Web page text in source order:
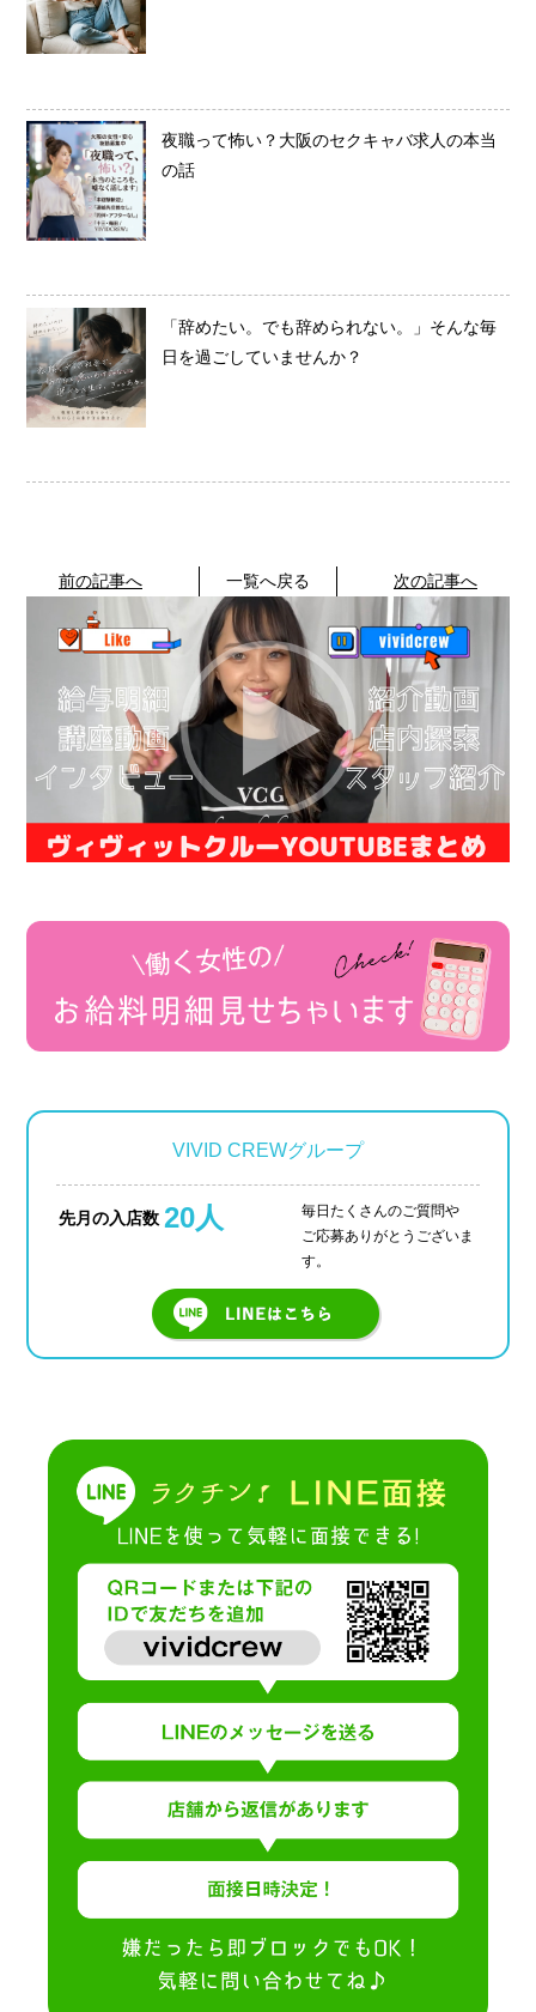
夜職って怖い？大阪のセクキャバ求人の本当
の話
「辞めたい。でも辞められない。」そんな毎
日を過ごしていませんか？
前の記事へ 一覧へ戻る 次の記事へ
VIVID CREWグループ
先月の入店数 20人
毎日たくさんのご質問や
ご応募ありがとうございま
す。